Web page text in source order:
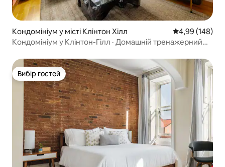
Кондомініум у місті Клінтон Хілл Середня
4,99 (148)
Кондомініум у Клінтон-Гілл · Домашній тренажерний
Вибір гостей
Вибір гостей